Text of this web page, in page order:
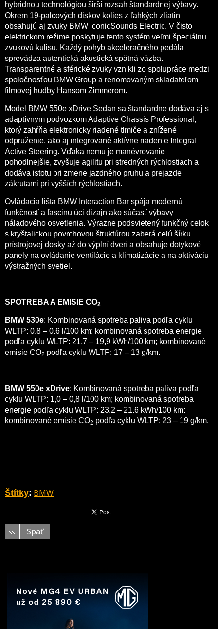
hybridnou technológiou širší rozsah štandardnej výbavy.
Okrem 19-palcových diskov kolies z ľahkých zliatin
obsahujú aj zvuky BMW IconicSounds Electric. V čisto
elektrickom režime poskytuje tento systém veľmi špeciálnu
zvukovú kulisu. Každý pohyb akceleračného pedála
sprevádza autentická akustická spätná väzba.
Transparentné a sférické zvuky vznikli zo spolupráce medzi
spoločnosťou BMW Group a renomovaným skladateľom
filmovej hudby Hansom Zimmerom.
Model BMW 550e xDrive Sedan sa štandardne dodáva aj s
adaptívnym podvozkom Adaptive Chassis Professional,
ktorý zahŕňa elektronicky riadené tlmiče a znížené
odpruženie, ako aj integrované aktívne riadenie Integral
Active Steering. Vďaka nemu je manévrovanie
pohodlnejšie, zvyšuje agilitu pri stredných rýchlostiach a
dodáva istotu pri zmene jazdného pruhu a prejazde
zákrutami pri vyšších rýchlostiach.
Ovládacia lišta BMW Interaction Bar spája modernú
funkčnosť a fascinujúci dizajn ako súčasť výbavy
náladového osvetlenia. Výrazne podsvietený funkčný celok
s kryštalickou povrchovou štruktúrou zaberá celú šírku
prístrojovej dosky až do výplní dverí a obsahuje dotykové
panely na ovládanie ventilácie a klimatizácie a na aktiváciu
výstražných svetiel.
SPOTREBA A EMISIE CO2
BMW 530e: Kombinovaná spotreba paliva podľa cyklu
WLTP: 0,8 – 0,6 l/100 km; kombinovaná spotreba energie
podľa cyklu WLTP: 21,7 – 19,9 kWh/100 km; kombinované
emisie CO2 podľa cyklu WLTP: 17 – 13 g/km.
BMW 550e xDrive: Kombinovaná spotreba paliva podľa
cyklu WLTP: 1,0 – 0,8 l/100 km; kombinovaná spotreba
energie podľa cyklu WLTP: 23,2 – 21,6 kWh/100 km;
kombinované emisie CO2 podľa cyklu WLTP: 23 – 19 g/km.
Štítky: BMW
Späť